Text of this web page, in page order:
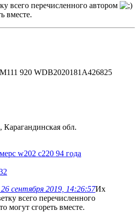
всего перечисленного автором
вместе.
920 WDB2020181A426825
Карагандинская обл.
w202 c220 94 года
сентября 2019, 14:26:57Их
всего перечисленного
могут сгореть вместе.